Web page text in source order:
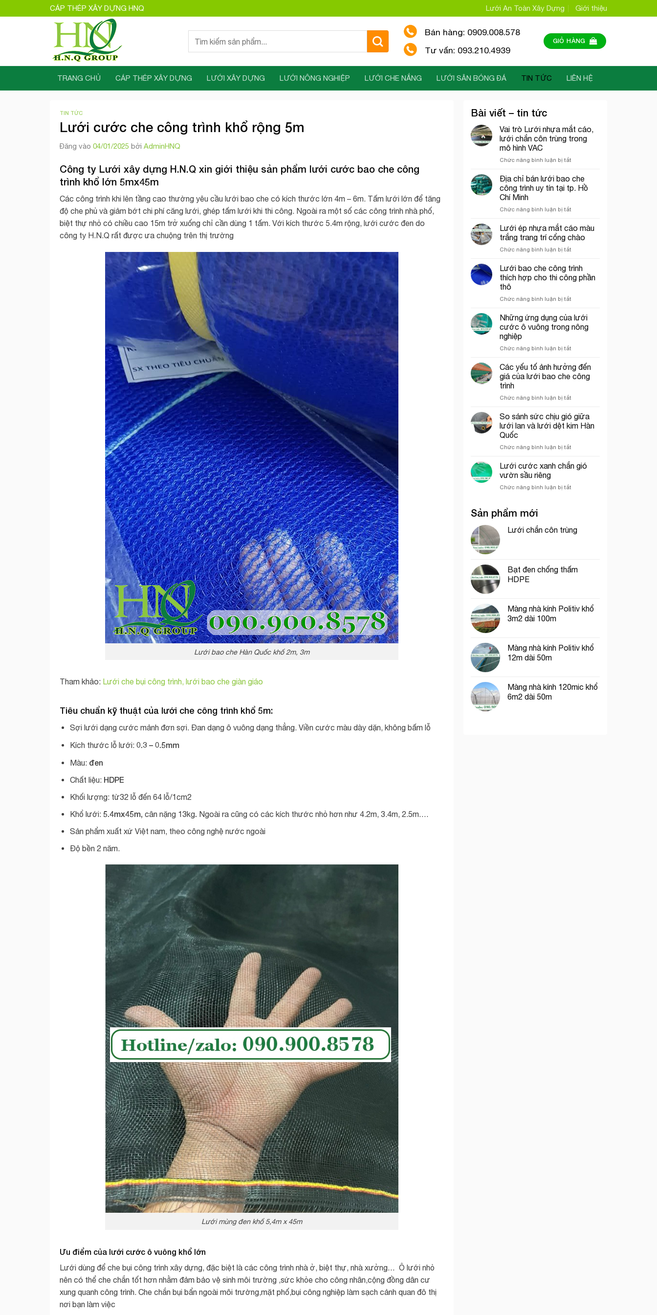
qua
CÁP THÉP XÂY DỰNG HNQ Lưới An Toàn Xây Dựng Giới thiệu
Tìm
Bán hàng: 0909.008.578
Tư vấn: 093.210.4939
GIỎ HÀNG
TRANG CHỦ CÁP THÉP XÂY DỰNG LƯỚI XÂY DỰNG LƯỚI NÔNG NGHIỆP LƯỚI CHE NẮNG LƯỚI SÂN BÓNG ĐÁ TIN TỨC LIÊN HỆ
TIN TỨC
Lưới cước che công trình khổ rộng 5m
Đăng vào 04/01/2025 bởi AdminHNQ
Công ty Lưới xây dựng H.N.Q xin giới thiệu sản phẩm lưới cước bao che công
trình khổ lớn 5mx45m
Các công trình khi lên tầng cao thường yêu cầu lưới bao che có kích thước lớn 4m – 6m. Tấm lưới lớn để tăng
độ che phủ và giảm bớt chi phí căng lưới, ghép tấm lưới khi thi công. Ngoài ra một số các công trình nhà phố,
biệt thự nhỏ có chiều cao 15m trở xuống chỉ cần dùng 1 tấm. Với kích thước 5.4m rộng, lưới cước đen do
công ty H.N.Q rất được ưa chuộng trên thị trường
Lưới bao che Hàn Quốc khổ 2m, 3m
Tham khảo: Lưới che bụi công trình, lưới bao che giàn giáo
Tiêu chuẩn kỹ thuật của lưới che công trình khổ 5m:
Sợi lưới dạng cước mảnh đơn sợi. Đan dạng ô vuông dạng thẳng. Viền cước màu dày dặn, không bấm lỗ
Kích thước lỗ lưới: 0.3 – 0.5mm
Màu: đen
Chất liệu: HDPE
Khối lượng: từ32 lỗ đến 64 lỗ/1cm2
Khổ lưới: 5.4mx45m, cân nặng 13kg. Ngoài ra cũng có các kích thước nhỏ hơn như 4.2m, 3.4m, 2.5m….
Sản phẩm xuất xứ Việt nam, theo công nghệ nước ngoài
Độ bền 2 năm.
Lưới mùng đen khổ 5,4m x 45m
Ưu điểm của lưới cước ô vuông khổ lớn
Lưới dùng để che bụi công trình xây dựng, đặc biệt là các công trình nhà ở, biệt thự, nhà xưởng… Ô lưới nhỏ
nên có thể che chắn tốt hơn nhằm đảm bảo vệ sinh môi trường ,sức khỏe cho công nhân,cộng đồng dân cư
xung quanh công trình. Che chắn bụi bẩn ngoài môi trường,mặt phố,bụi công nghiệp làm sạch cảnh quan đô thị
nơi bạn làm việc
Bài viết – tin tức
Vai trò Lưới nhựa mắt cáo,
lưới chắn côn trùng trong
mô hình VAC
Chức năng bình luận bị tắt
trò
Lưới
nhựa
chắn
côn
trùng
hình
VAC
Địa chỉ bán lưới bao che
công trình uy tín tại tp. Hồ
Chí Minh
Chức năng bình luận bị tắt
chỉ
bán
lưới
công
trình
uy
Hồ
Chí
Lưới ép nhựa mắt cáo màu
trắng trang trí cổng chào
Chức năng bình luận bị tắt
ép
nhựa
mắt
trang
cổng
Lưới bao che công trình
thích hợp cho thi công phần
thô
Chức năng bình luận bị tắt
bao
che
công
cho
thi
công
Những ứng dụng của lưới
cước ô vuông trong nông
nghiệp
Chức năng bình luận bị tắt
ứng
dụng
của
vuông
trong
nông
Các yếu tố ảnh hưởng đến
giá của lưới bao che công
trình
Chức năng bình luận bị tắt
yếu
tố
ảnh
của
lưới
So sánh sức chịu gió giữa
lưới lan và lưới dệt kim Hàn
Quốc
Chức năng bình luận bị tắt
sánh
sức
lưới
Lưới cước xanh chắn gió
vườn sầu riêng
Chức năng bình luận bị tắt
gió
vườn
Sản phẩm mới
Lưới chắn côn trùng
Bạt đen chống thấm
HDPE
Màng nhà kính Politiv khổ
3m2 dài 100m
Màng nhà kính Politiv khổ
12m dài 50m
Màng nhà kính 120mic khổ
6m2 dài 50m